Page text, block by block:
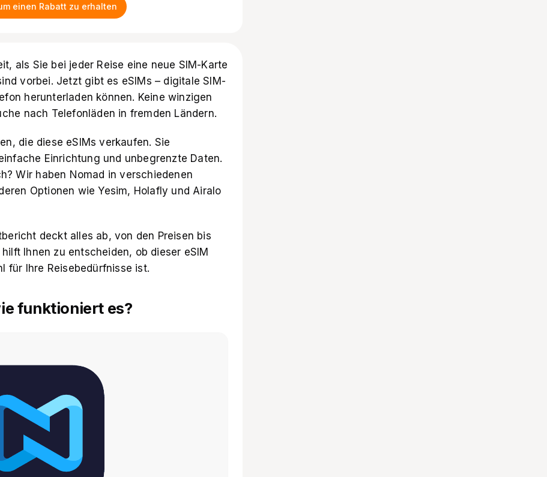
einen Rabatt zu erhalten
als Sie bei jeder Reise eine neue SIM-Karte
vorbei. Jetzt gibt es eSIMs – digitale SIM-
herunterladen können. Keine winzigen
nach Telefonläden in fremden Ländern.
die diese eSIMs verkaufen. Sie
Einrichtung und unbegrenzte Daten.
Wir haben Nomad in verschiedenen
Optionen wie Yesim, Holafly und Airalo
deckt alles ab, von den Preisen bis
Ihnen zu entscheiden, ob dieser eSIM
für Ihre Reisebedürfnisse ist.
funktioniert es?